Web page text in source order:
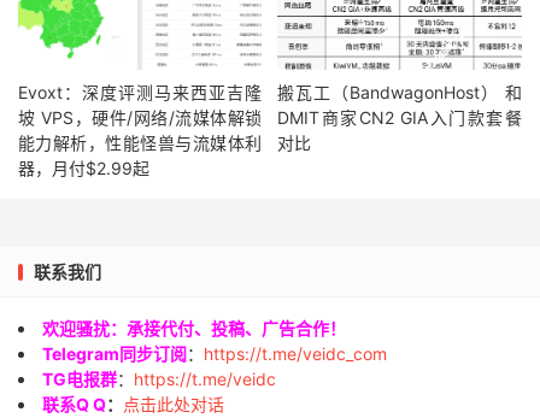
Evoxt：深度评测马来西亚吉隆
坡 VPS，硬件/网络/流媒体解锁
能力解析，性能怪兽与流媒体利
器，月付$2.99起
搬瓦工（BandwagonHost） 和
DMIT商家CN2 GIA入门款套餐
对比
联系我们
欢迎骚扰：承接代付、投稿、广告合作！
Telegram同步订阅： https://t.me/veidc_com
TG电报群： https://t.me/veidc
联系Q Q：
点击此处对话